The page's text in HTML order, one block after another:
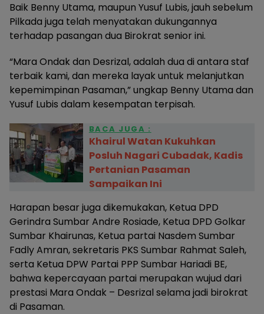
Baik Benny Utama, maupun Yusuf Lubis, jauh sebelum
Pilkada juga telah menyatakan dukungannya
terhadap pasangan dua Birokrat senior ini.
“Mara Ondak dan Desrizal, adalah dua di antara staf
terbaik kami, dan mereka layak untuk melanjutkan
kepemimpinan Pasaman,” ungkap Benny Utama dan
Yusuf Lubis dalam kesempatan terpisah.
BACA JUGA :
Khairul Watan Kukuhkan
Posluh Nagari Cubadak, Kadis
Pertanian Pasaman
Sampaikan Ini
Harapan besar juga dikemukakan, Ketua DPD
Gerindra Sumbar Andre Rosiade, Ketua DPD Golkar
Sumbar Khairunas, Ketua partai Nasdem Sumbar
Fadly Amran, sekretaris PKS Sumbar Rahmat Saleh,
serta Ketua DPW Partai PPP Sumbar Hariadi BE,
bahwa kepercayaan partai merupakan wujud dari
prestasi Mara Ondak – Desrizal selama jadi birokrat
di Pasaman.